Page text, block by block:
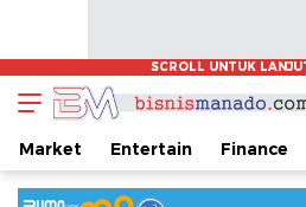
Market Entertain Finance